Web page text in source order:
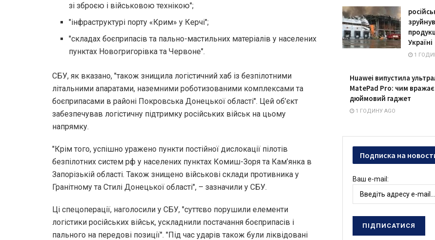
зі зброєю і військовою технікою";
"інфраструктурі порту «Крим» у Керчі";
"складах боєприпасів та пально-мастильних матеріалів у населених
пунктах Новогригорівка та Червоне".
СБУ, як вказано, "також знищила логістичний хаб із безпілотними
літальними апаратами, наземними роботизованими комплексами та
боєприпасами в районі Покровська Донецької області". Цей об’єкт
забезпечував логістичну підтримку російських військ на цьому
напрямку.
"Крім того, успішно уражено пункти постійної дислокації пілотів
безпілотних систем рф у населених пунктах Комиш-Зоря та Кам’янка в
Запорізькій області. Також знищено військові склади противника у
Гранітному та Стилі Донецької області", – зазначили у СБУ.
Ці спецоперації, наголосили у СБУ, "суттєво порушили елементи
логістики російських військ, ускладнили постачання боєприпасів і
пального на передові позиції". "Під час ударів також були ліквідовані
Україні
1
Huawei випустила
MatePad Pro: чим
дюймовий гаджет
1 ГОДИНУ AGO
Подписка на
Ваш e-mail: